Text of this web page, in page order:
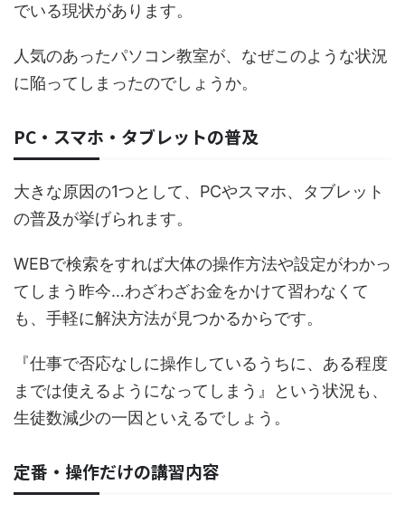
でいる現状があります。
人気のあったパソコン教室が、なぜこのような状況
に陥ってしまったのでしょうか。
PC・スマホ・タブレットの普及
大きな原因の1つとして、PCやスマホ、タブレット
の普及が挙げられます。
WEBで検索をすれば大体の操作方法や設定がわかっ
てしまう昨今…わざわざお金をかけて習わなくて
も、手軽に解決方法が見つかるからです。
『仕事で否応なしに操作しているうちに、ある程度
までは使えるようになってしまう』という状況も、
生徒数減少の一因といえるでしょう。
定番・操作だけの講習内容